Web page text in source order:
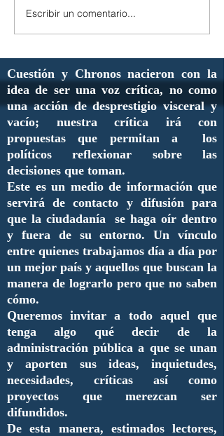
Escribir un comentario...
Cuestión y Chronos nacieron con la
idea de ser una voz crítica, no como
una acción de desprestigio visceral y
vacío; nuestra crítica irá con
propuestas que permitan a los
políticos reflexionar sobre las
decisiones que toman.
Este es un medio de información que
servirá de contacto y difusión para
que la ciudadanía se haga oír dentro
y fuera de su entorno. Un vínculo
entre quienes trabajamos día a día por
un mejor país y aquellos que buscan la
manera de lograrlo pero que no saben
cómo.
Queremos invitar a todo aquel que
tenga algo qué decir de la
administración pública a que se unan
y aporten sus ideas, inquietudes,
necesidades, críticas así como
proyectos que merezcan ser
difundidos.
De esta manera, estimados lectores,